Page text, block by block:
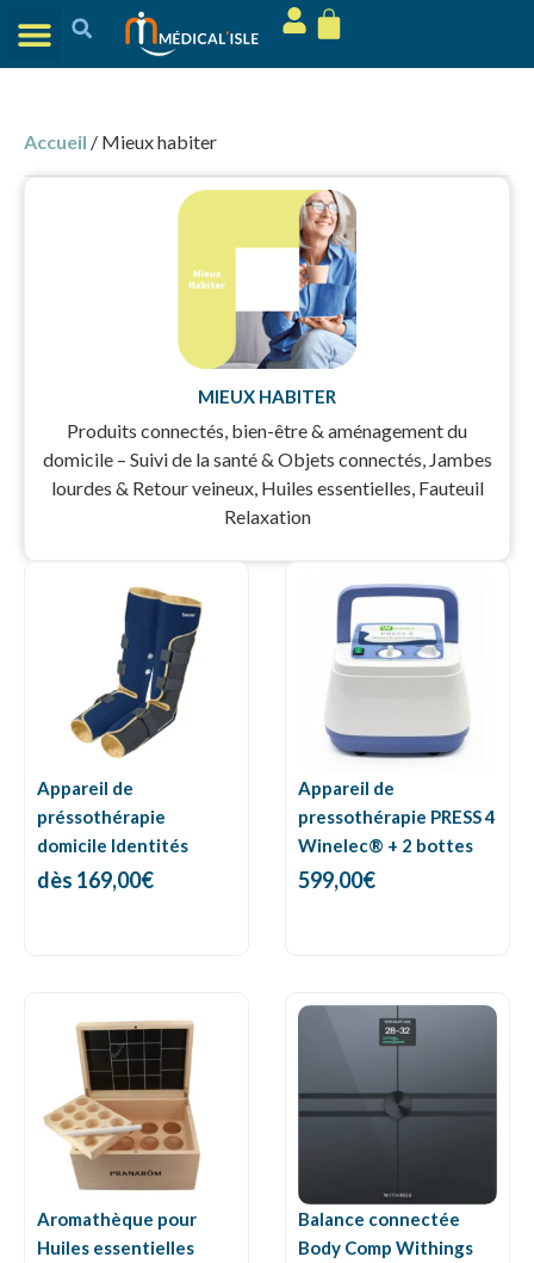
Accueil / Mieux habiter
MIEUX HABITER
Produits connectés, bien-être & aménagement du
domicile – Suivi de la santé & Objets connectés, Jambes
lourdes & Retour veineux, Huiles essentielles, Fauteuil
Relaxation
Appareil de
préssothérapie
domicile Identités
dès 169,00€
Appareil de
pressothérapie PRESS 4
Winelec® + 2 bottes
599,00€
Aromathèque pour
Huiles essentielles
Balance connectée
Body Comp Withings